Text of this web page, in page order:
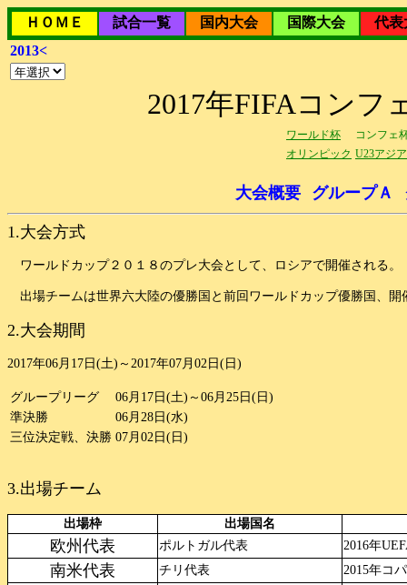
ＨＯＭＥ 試合一覧 国内大会 国際大会
代表
2013<
2017年FIFAコンフ
ワールド杯
コンフェ
オリンピック U23アジ
大会概要 グループＡ
1.大会方式
ワールドカップ２０１８のプレ大会として、ロシアで開催される。
出場チームは世界六大陸の優勝国と前回ワールドカップ優勝国、開
2.大会期間
2017年06月17日(土)～2017年07月02日(日)
グループリーグ
06月17日(土)～06月25日(日)
準決勝
06月28日(水)
三位決定戦、決勝 07月02日(日)
3.出場チーム
出場枠 出場国名
欧州代表 ポルトガル代表 2016年
南米代表 チリ代表 2015年コ